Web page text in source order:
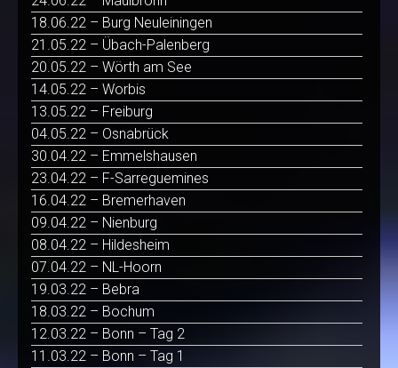
18.06.22 – Burg Neuleiningen
21.05.22 – Übach-Palenberg
20.05.22 – Wörth am See
14.05.22 – Worbis
13.05.22 – Freiburg
04.05.22 – Osnabrück
30.04.22 – Emmelshausen
23.04.22 – F-Sarreguemines
16.04.22 – Bremerhaven
09.04.22 – Nienburg
08.04.22 – Hildesheim
07.04.22 – NL-Hoorn
19.03.22 – Bebra
18.03.22 – Bochum
12.03.22 – Bonn – Tag 2
11.03.22 – Bonn – Tag 1